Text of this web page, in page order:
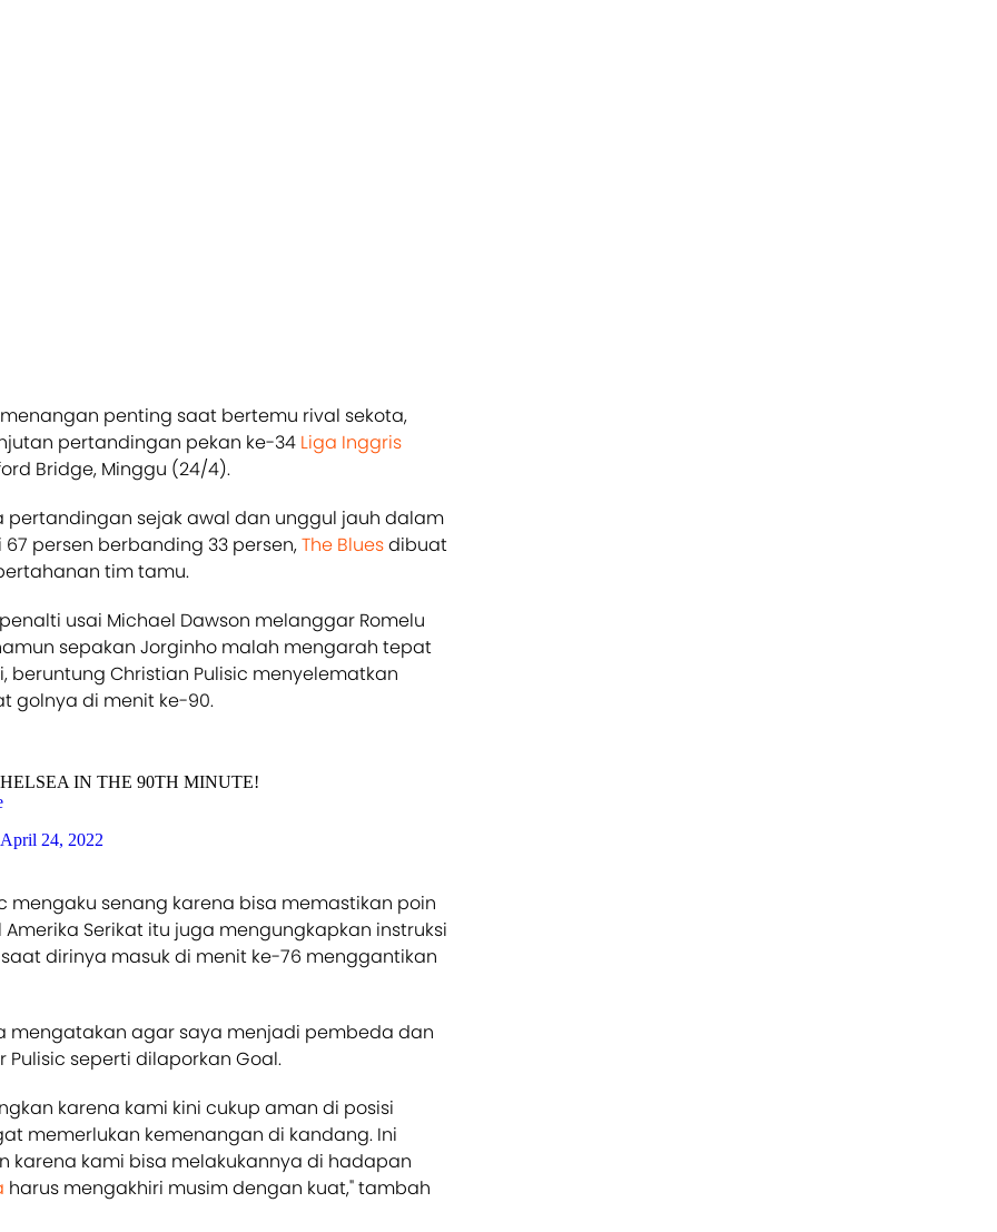
penting saat bertemu rival sekota,
pertandingan pekan ke-34 Liga Inggris
Bridge, Minggu (24/4).
pertandingan sejak awal dan unggul jauh dalam
persen berbanding 33 persen,The Bluesdibuat
tim tamu.
usai Michael Dawson melanggar Romelu
sepakan Jorginho malah mengarah tepat
beruntung Christian Pulisic menyelematkan
golnya di menit ke-90.
IN THE 90TH MINUTE!
April 24, 2022
mengaku senang karena bisa memastikan poin
Serikat itu juga mengungkapkan instruksi
dirinya masuk di menit ke-76 menggantikan
mengatakan agar saya menjadi pembeda dan
seperti dilaporkan Goal.
karena kami kini cukup aman di posisi
memerlukan kemenangan di kandang. Ini
karena kami bisa melakukannya di hadapan
harus mengakhiri musim dengan kuat," tambah